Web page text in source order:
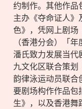
约制作。其他作品
主办《夺命证人》
色》，凭网上剧场
（香港分会）「
潘氏致力发展当代
九文化区联合策划
韵律泳运动员联合
要剧场构作作品包
生》，以及香港舞